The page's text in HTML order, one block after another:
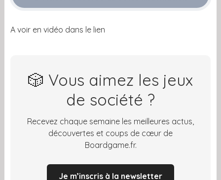
A voir en vidéo dans le lien
🎲 Vous aimez les jeux
de société ?
Recevez chaque semaine les meilleures actus,
découvertes et coups de cœur de
Boardgame.fr.
Je m’inscris à la newsletter